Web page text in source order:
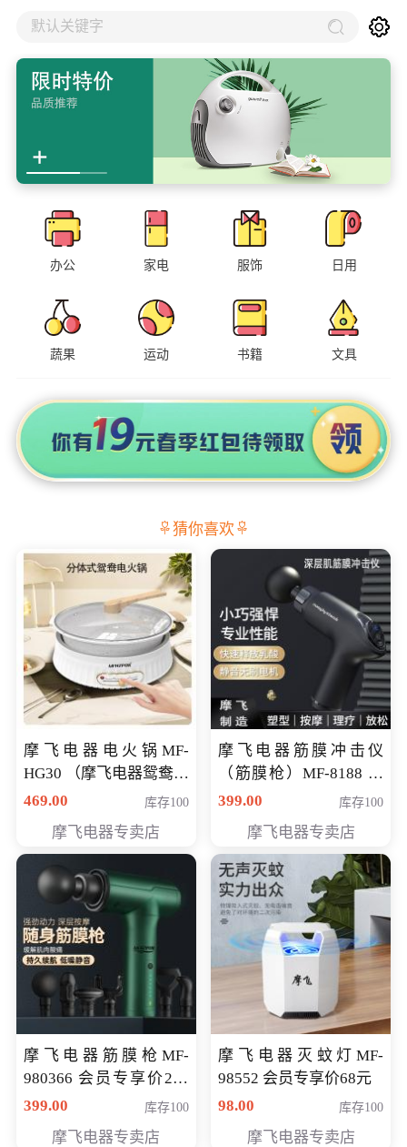
默认关键字
办公 家电 服饰 日用
蔬果 运动 书籍 文具
猜你喜欢
摩飞电器电火锅MF-
HG30 （摩飞电器鸳鸯锅
MF-HG30 ） 会员专享价
469.00 库存100
摩飞电器专卖店
摩飞电器筋膜冲击仪
（筋膜枪）MF-8188 会
员专享价268元
399.00 库存100
摩飞电器专卖店
摩飞电器筋膜枪MF-
980366 会员专享价299
元
399.00 库存100
摩飞电器专卖店
摩飞电器灭蚊灯MF-
98552 会员专享价68元
98.00
库存100
摩飞电器专卖店